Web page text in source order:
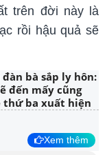
trên đời này là
rồi hậu quả sẽ
bà sắp ly hôn:
đến mấy cũng
thứ ba xuất hiện
Xem thêm